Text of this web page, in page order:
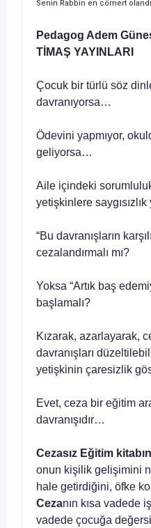
Senin Rabbin en cömert
Pedagog Adem
TİMAŞ YAYINLARI
Çocuk bir türlü söz
davranıyorsa…
Ödevini yapmıyor,
geliyorsa…
Aile içindeki
yetişkinlere
“Bu davranışların
cezalandırmalı mı?
Yoksa “Artık baş
başlamalı?
Kızarak, azarlayarak,
davranışları
yetişkinin çaresizlik
Evet, ceza bir eğitim
davranışıdır…
Cezasız Eğitim
onun kişilik gelişimini
hale getirdiğini, öfke
Cezanın kısa vadede
vadede çocuğa